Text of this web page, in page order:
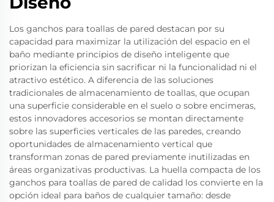
Los ganchos para toallas de pared destacan por su
capacidad para maximizar la utilización del espacio en el
baño mediante principios de diseño inteligente que
priorizan la eficiencia sin sacrificar ni la funcionalidad ni el
atractivo estético. A diferencia de las soluciones
tradicionales de almacenamiento de toallas, que ocupan
una superficie considerable en el suelo o sobre encimeras,
estos innovadores accesorios se montan directamente
sobre las superficies verticales de las paredes, creando
oportunidades de almacenamiento vertical que
transforman zonas de pared previamente inutilizadas en
áreas organizativas productivas. La huella compacta de los
ganchos para toallas de pared de calidad los convierte en la
opción ideal para baños de cualquier tamaño: desde